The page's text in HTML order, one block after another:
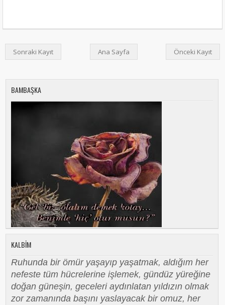
Sonraki Kayıt Önceki Kayıt
Ana Sayfa
BAMBAŞKA
KALBIM
Ruhunda bir ömür yaşayıp yaşatmak, aldığım her
nefeste tüm hücrelerine işlemek, gündüz yüreğine
doğan güneşin, geceleri aydınlatan yıldızın olmak
zor zamanında başını yaslayacak bir omuz, her